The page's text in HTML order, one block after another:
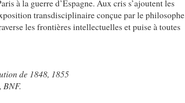
à la guerre d’Espagne. Aux cris s’ajoutent les
transdisciplinaire conçue par le philosophe
les frontières intellectuelles et puise à toutes
de 1848, 1855
BNF.